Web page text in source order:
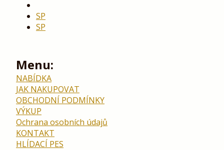
SP
SP
Menu:
NABÍDKA
JAK NAKUPOVAT
OBCHODNÍ PODMÍNKY
VÝKUP
Ochrana osobních údajů
KONTAKT
HLÍDACÍ PES